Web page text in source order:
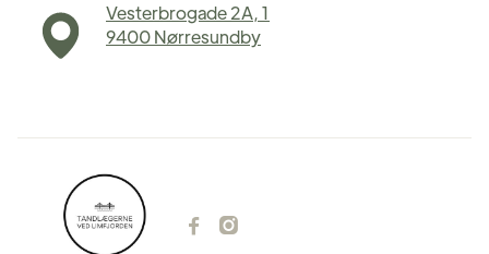
Vesterbrogade 2A, 1
9400 Nørresundby
 